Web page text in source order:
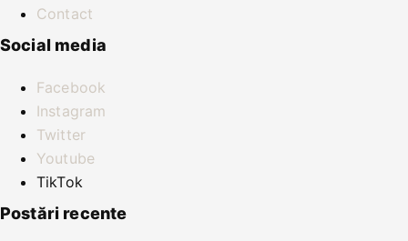
Contact
Social media
Facebook
Instagram
Twitter
Youtube
TikTok
Postări recente